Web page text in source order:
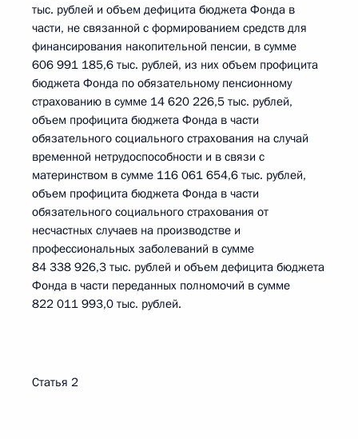
тыс. рублей и объем дефицита бюджета Фонда в
части, не связанной с формированием средств для
финансирования накопительной пенсии, в сумме
606 991 185,6 тыс. рублей, из них объем профицита
бюджета Фонда по обязательному пенсионному
страхованию в сумме 14 620 226,5 тыс. рублей,
объем профицита бюджета Фонда в части
обязательного социального страхования на случай
временной нетрудоспособности и в связи с
материнством в сумме 116 061 654,6 тыс. рублей,
объем профицита бюджета Фонда в части
обязательного социального страхования от
несчастных случаев на производстве и
профессиональных заболеваний в сумме
84 338 926,3 тыс. рублей и объем дефицита бюджета
Фонда в части переданных полномочий в сумме
822 011 993,0 тыс. рублей.
Статья 2